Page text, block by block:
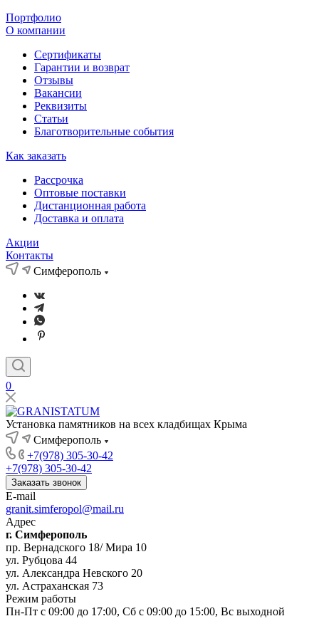
Портфолио
О компании
Сертификаты
Гарантии и возврат
Отзывы
Вакансии
Реквизиты
Статьи
Благотворительные события
Как заказать
Рассрочка
Оптовые поставки
Дистанционная работа
Доставка и оплата
Акции
Контакты
Симферополь
0
Установка памятников на всех кладбищах Крыма
Симферополь
+7(978) 305-30-42
+7(978) 305-30-42
Заказать звонок
E-mail
granit.simferopol@mail.ru
Адрес
г. Симферополь
пр. Вернадского 18/ Мира 10
ул. Рубцова 44
ул. Александра Невского 20
ул. Астраханская 73
Режим работы
Пн-Пт с 09:00 до 17:00, Сб с 09:00 до 15:00, Вс выходной